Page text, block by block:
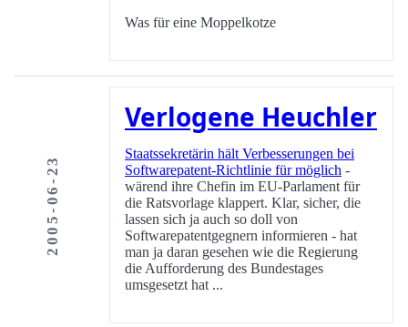
Was für eine Moppelkotze
2005-06-23
Verlogene Heuchler
Staatssekretärin hält Verbesserungen bei
Softwarepatent-Richtlinie für möglich -
wärend ihre Chefin im EU-Parlament für
die Ratsvorlage klappert. Klar, sicher, die
lassen sich ja auch so doll von
Softwarepatentgegnern informieren - hat
man ja daran gesehen wie die Regierung
die Aufforderung des Bundestages
umsgesetzt hat ...